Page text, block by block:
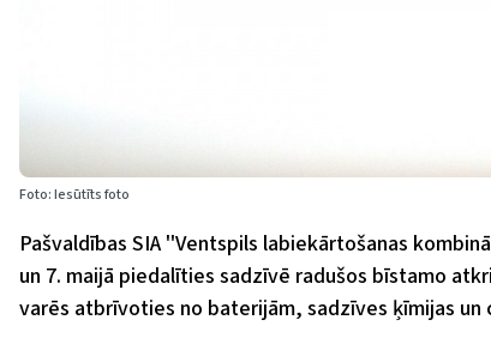
Foto: Iesūtīts foto
Pašvaldības SIA ''Ventspils labiekārtošanas
un 7. maijā piedalīties sadzīvē radušos bīstamo
varēs atbrīvoties no baterijām, sadzīves ķīmijas